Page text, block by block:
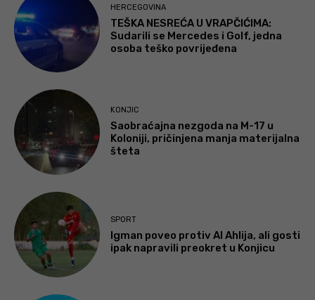
HERCEGOVINA
TEŠKA NESREĆA U VRAPČIĆIMA:
Sudarili se Mercedes i Golf, jedna
osoba teško povrijeđena
KONJIC
Saobraćajna nezgoda na M-17 u
Koloniji, pričinjena manja materijalna
šteta
SPORT
Igman poveo protiv Al Ahlija, ali gosti
ipak napravili preokret u Konjicu